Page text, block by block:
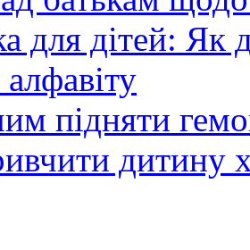
для дітей: Як
підняти
дитину